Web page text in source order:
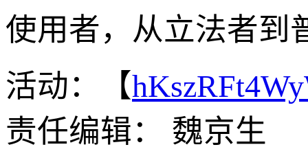
使用者，从立法者到
活动：【
责任编辑： 魏京生